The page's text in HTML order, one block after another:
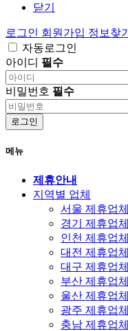
닫기
로그인 회원가입 정보찾기
자동로그인
아이디 필수
비밀번호 필수
로그인
메뉴
제휴안내
지역별 업체
서울 제휴업체
경기 제휴업체
인천 제휴업체
대전 제휴업체
대구 제휴업체
부산 제휴업체
울산 제휴업체
광주 제휴업체
충남 제휴업체